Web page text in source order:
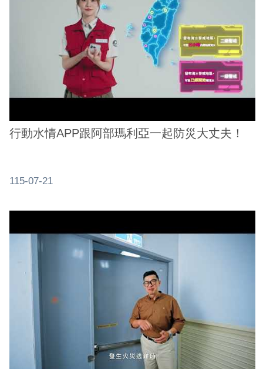
行動水情APP跟阿部瑪利亞一起防災大丈夫！
115-07-21